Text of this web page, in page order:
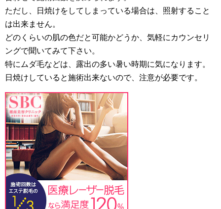
ただし、日焼けをしてしまっている場合は、照射すること
は出来ません。
どのくらいの肌の色だと可能かどうか、気軽にカウンセリ
ングで聞いてみて下さい。
特にムダ毛などは、露出の多い暑い時期に気になります。
日焼けしていると施術出来ないので、注意が必要です。